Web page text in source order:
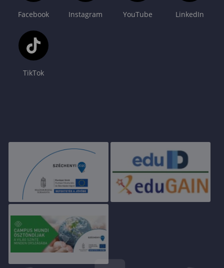
Facebook Instagram YouTube LinkedIn
TikTok